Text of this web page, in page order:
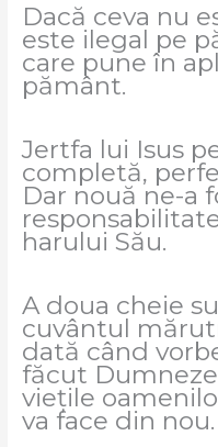
Dacă ceva nu
este ilegal pe
care pune în
pământ.
Jertfa lui Isus
completă,
Dar nouă ne-a
harului Său.
A doua cheie
cuvântul
dată când
făcut
viețile
va face din nou.